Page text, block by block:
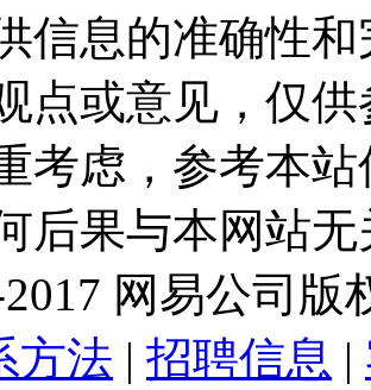
信息的准确性
点或意见，仅
考虑，参考本
后果与本网站
2017 网易公司版
方法 | 招聘信息 |